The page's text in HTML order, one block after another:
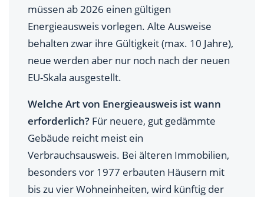
müssen ab 2026 einen gültigen
Energieausweis vorlegen. Alte Ausweise
behalten zwar ihre Gültigkeit (max. 10 Jahre),
neue werden aber nur noch nach der neuen
EU-Skala ausgestellt.
Welche Art von Energieausweis ist wann
erforderlich? Für neuere, gut gedämmte
Gebäude reicht meist ein
Verbrauchsausweis. Bei älteren Immobilien,
besonders vor 1977 erbauten Häusern mit
bis zu vier Wohneinheiten, wird künftig der